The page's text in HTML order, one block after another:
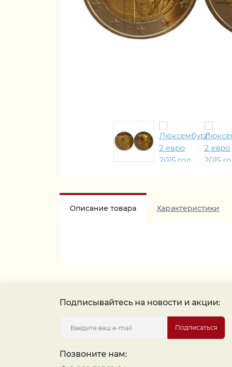
Описание товара Характеристики
Подписывайтесь на новости и акции:
Подписаться
Позвоните нам: